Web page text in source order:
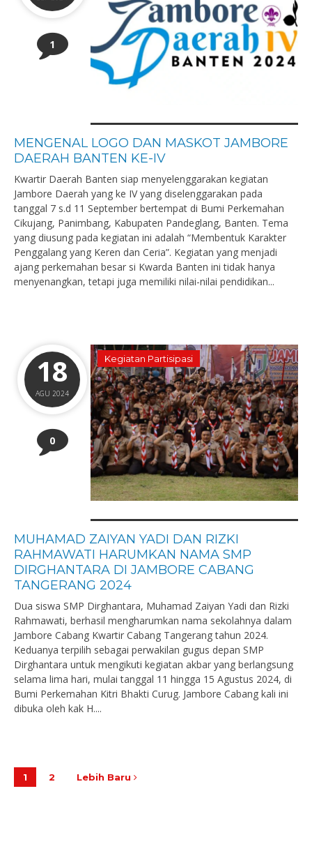
1
MENGENAL LOGO DAN MASKOT JAMBORE
DAERAH BANTEN KE-IV
Kwartir Daerah Banten siap menyelenggarakan kegiatan
Jambore Daerah yang ke IV yang diselenggarakan pada
tanggal 7 s.d 11 September bertempat di Bumi Perkemahan
Cikujang, Panimbang, Kabupaten Pandeglang, Banten. Tema
yang diusung pada kegiatan ini adalah “Membentuk Karakter
Penggalang yang Keren dan Ceria”. Kegiatan yang menjadi
ajang perkemahan besar si Kwarda Banten ini tidak hanya
menyenangkan, tetapi juga memiliki nilai-nilai pendidikan...
18
AGU 2024
0
Kegiatan Partisipasi
MUHAMAD ZAIYAN YADI DAN RIZKI
RAHMAWATI HARUMKAN NAMA SMP
DIRGHANTARA DI JAMBORE CABANG
TANGERANG 2024
Dua siswa SMP Dirghantara, Muhamad Zaiyan Yadi dan Rizki
Rahmawati, berhasil mengharumkan nama sekolahnya dalam
Jambore Cabang Kwartir Cabang Tangerang tahun 2024.
Keduanya terpilih sebagai perwakilan gugus depan SMP
Dirghantara untuk mengikuti kegiatan akbar yang berlangsung
selama lima hari, mulai tanggal 11 hingga 15 Agustus 2024, di
Bumi Perkemahan Kitri Bhakti Curug. Jambore Cabang kali ini
dibuka oleh kak H....
1 2 Lebih Baru